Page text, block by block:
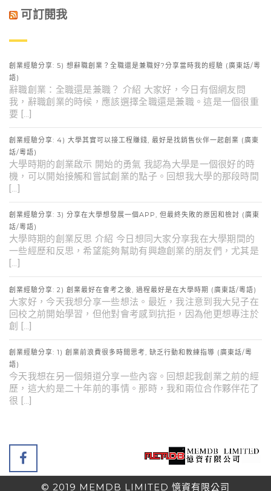
可訂閱我
創業經驗分享: 5) 想辭職創業？全職還是兼職好?分享當時我的經驗 (廣東話/粵
語)
辭職創業：全職還是兼職？ 介紹 大家好，今日有個網友問
我，辭職創業的時候，應該選擇全職還是兼職。這是一個很重
要 […]
創業經驗分享: 4) 大學其實可以接工程賺錢, 最好是找銷售伙伴一起創業 (廣東
話/粵語)
大學時期的創業啟示 開始的勇氣 我認為大學是一個很好的時
機，可以開始接觸和嘗試創業的點子。回想我大學的那段時間
[…]
創業經驗分享: 3) 分享在大學想發展一個APP, 但最終失敗的原因和檢討 (廣東
話/粵語)
大學時期的創業反思 介紹 今日想同大家分享我在大學期間的
一些經歷和反思，希望能夠幫助有興趣創業的朋友們，尤其是
[…]
創業經驗分享: 2) 創業最好在會考之後, 過程最好是在大學時期 (廣東話/粵語)
大家好，今天我想分享一些想法。最近，我注意到我大兒子在
回校之前開始學習，但他對會考感到抗拒，因為他更想專注於
創 […]
創業經驗分享: 1) 創業前浪費很多時間思考, 缺乏行動和教練指導 (廣東話/粵
語)
今天我想在另一個頻道分享一些內容。回想起我創業之前的經
歷，這大約是二十年前的事情。那時，我和兩位合作夥伴花了
很 […]
© 2019 MEMDB LIMITED 憶資有限公司